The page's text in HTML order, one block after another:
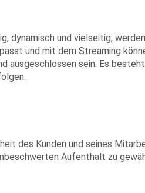
und vielseitig,
und mit dem Streaming
ausgeschlossen sein: Es
des Kunden und seines
Aufenthalt zu